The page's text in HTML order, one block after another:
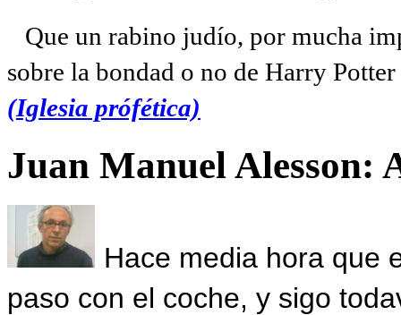
Que un rabino judío, por mucha
sobre la bondad o no de Harry
(Iglesia prófética)
Juan Manuel Alesson:
Hace media hora que
paso con el coche, y sigo